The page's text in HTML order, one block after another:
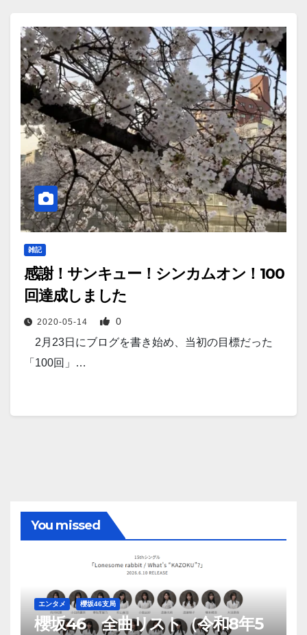
雑記
感謝！サンキュー！シンカムオン！100
回達成しました
2020-05-14 0
2月23日にブログを書き始め、当初の目標だった
「100回」…
You missed
エンタメ 櫻坂46支局
櫻坂46 全曲リスト（令和8年5